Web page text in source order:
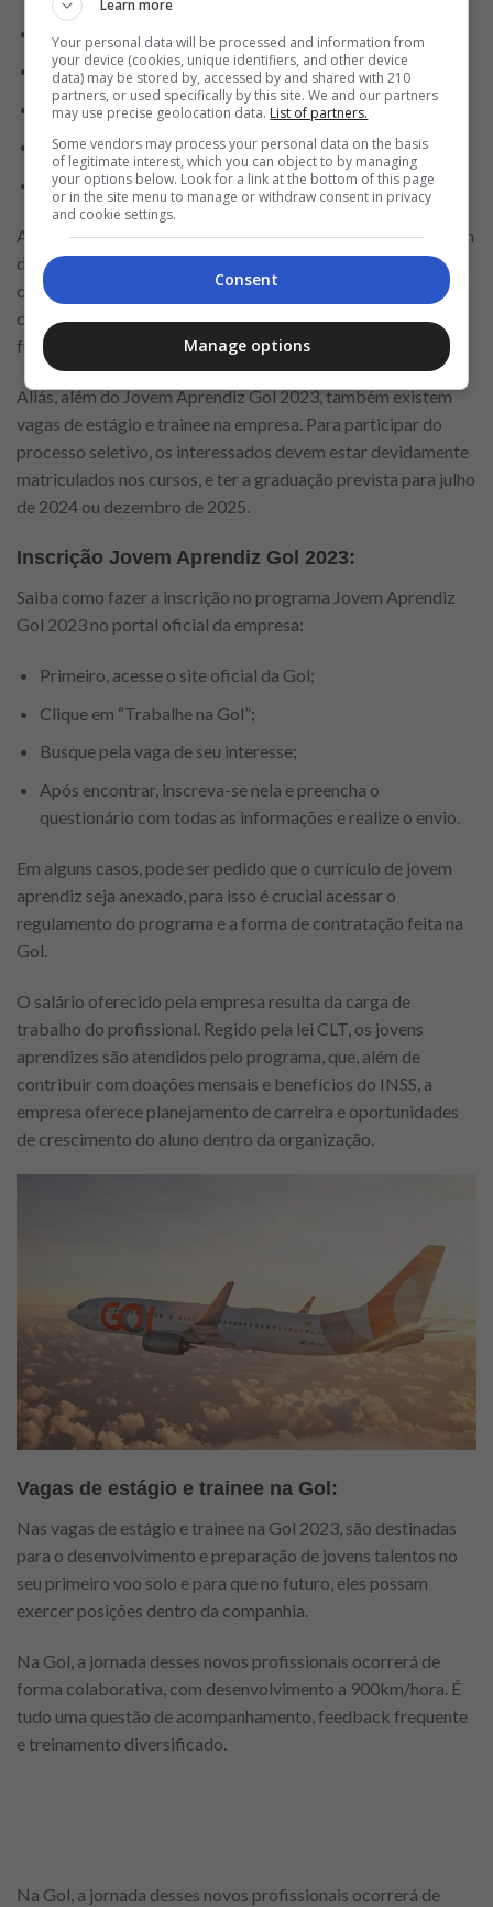
Férias remuneradas;
13º salário;
Vale-transporte;
Vale-alimentação;
Carteira de Trabalho Assinada.
A jornada de trabalho pode variar de 6 a 8 horas diárias. Além
de estarem ligados aos campos oferecidos pela empresa, os
contratados são obrigados a fazer cursos teóricos para
compreender não só os métodos da organização, mas o
funcionamento do método escolhido.
Aliás, além do Jovem Aprendiz Gol 2023, também existem
vagas de estágio e trainee na empresa. Para participar do
processo seletivo, os interessados devem estar devidamente
matriculados nos cursos, e ter a graduação prevista para julho
de 2024 ou dezembro de 2025.
Inscrição Jovem Aprendiz Gol 2023:
Saiba como fazer a inscrição no programa Jovem Aprendiz
Gol 2023 no portal oficial da empresa:
Primeiro, acesse o site oficial da Gol;
Clique em “Trabalhe na Gol”;
Busque pela vaga de seu interesse;
Após encontrar, inscreva-se nela e preencha o
questionário com todas as informações e realize o envio.
Em alguns casos, pode ser pedido que o currículo de jovem
aprendiz seja anexado, para isso é crucial acessar o
regulamento do programa e a forma de contratação feita na
Gol.
O salário oferecido pela empresa resulta da carga de
trabalho do profissional. Regido pela lei CLT, os jovens
aprendizes são atendidos pelo programa, que, além de
contribuir com doações mensais e benefícios do INSS, a
empresa oferece planejamento de carreira e oportunidades
de crescimento do aluno dentro da organização.
Vagas de estágio e trainee na Gol:
Nas vagas de estágio e trainee na Gol 2023, são destinadas
para o desenvolvimento e preparação de jovens talentos no
seu primeiro voo solo e para que no futuro, eles possam
exercer posições dentro da companhia.
Na Gol, a jornada desses novos profissionais ocorrerá de
forma colaborativa, com desenvolvimento a 900km/hora. É
tudo uma questão de acompanhamento, feedback frequente
e treinamento diversificado.
Na Gol, a jornada desses novos profissionais ocorrerá de
Learn more
Your personal data will be processed and information from
your device (cookies, unique identifiers, and other device
data) may be stored by, accessed by and shared with 210
partners, or used specifically by this site. We and our partners
may use precise geolocation data. List of partners.
Some vendors may process your personal data on the basis
of legitimate interest, which you can object to by managing
your options below. Look for a link at the bottom of this page
or in the site menu to manage or withdraw consent in privacy
and cookie settings.
Consent
Manage options